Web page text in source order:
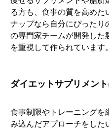
る方も、食事の質を高め
ナップなら自分にぴったり
の専門家チームが開発した
を重視して作られています。
ダイエットサプリメン
食事制限やトレーニングを
み込んだアプローチをした